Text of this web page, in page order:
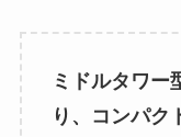
ミドルタワー
り、コンパク